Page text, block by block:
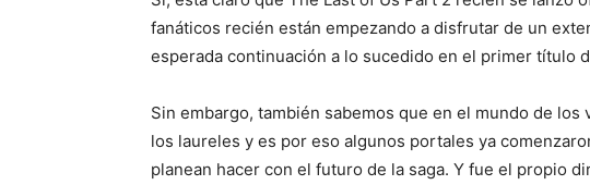
fanáticos recién están empezando a disfrutar de un
esperada continuación a lo sucedido en el primer título
Sin embargo, también sabemos que en el mundo de
los laureles y es por eso algunos portales ya
planean hacer con el futuro de la saga. Y fue el propio